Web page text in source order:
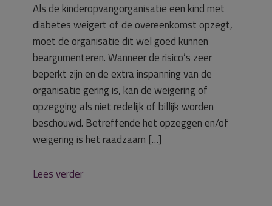
Als de kinderopvangorganisatie een kind met
diabetes weigert of de overeenkomst opzegt,
moet de organisatie dit wel goed kunnen
beargumenteren. Wanneer de risico’s zeer
beperkt zijn en de extra inspanning van de
organisatie gering is, kan de weigering of
opzegging als niet redelijk of billijk worden
beschouwd. Betreffende het opzeggen en/of
weigering is het raadzaam […]
Lees verder